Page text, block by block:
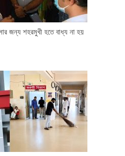
জন্য শহরমুখী হতে বাধ্য না হয়